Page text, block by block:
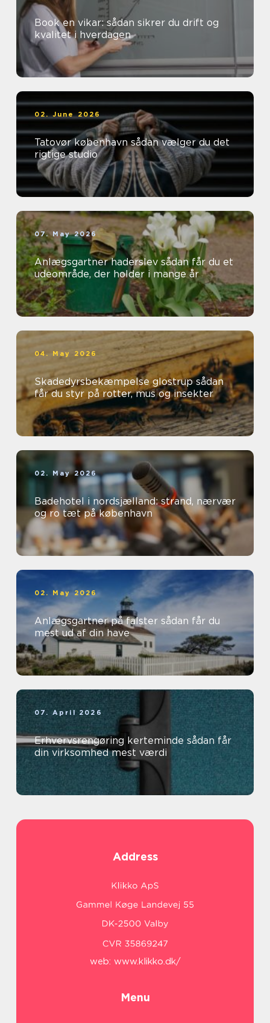
Book en vikar: sådan sikrer du drift og
kvalitet i hverdagen
02. June 2026
Tatovør københavn sådan vælger du det
rigtige studio
07. May 2026
Anlægsgartner haderslev sådan får du et
udeområde, der holder i mange år
04. May 2026
Skadedyrsbekæmpelse glostrup sådan
får du styr på rotter, mus og insekter
02. May 2026
Badehotel i nordsjælland: strand, nærvær
og ro tæt på københavn
02. May 2026
Anlægsgartner på falster sådan får du
mest ud af din have
07. April 2026
Erhvervsrengøring kerteminde sådan får
din virksomhed mest værdi
Address
web: www.klikko.dk/
Menu